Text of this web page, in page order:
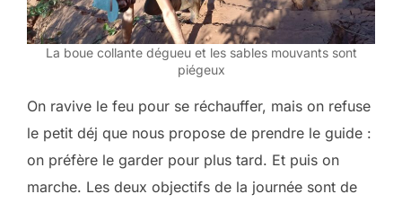
La boue collante dégueu et les sables mouvants sont
piégeux
On ravive le feu pour se réchauffer, mais on refuse
le petit déj que nous propose de prendre le guide :
on préfère le garder pour plus tard. Et puis on
marche. Les deux objectifs de la journée sont de